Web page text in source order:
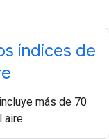
índices de
más de 70
aire.